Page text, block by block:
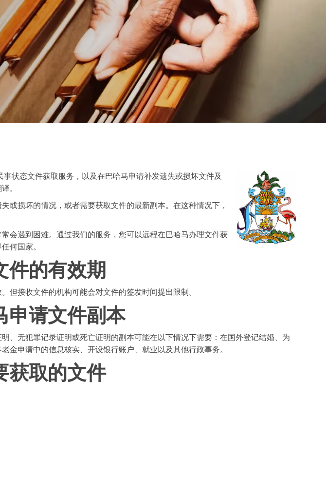
事状态文件获取服务，以及在巴哈马申请补发遗失或损坏文件及
。
或损坏的情况，或者需要获取文件的最新副本。在这种情况下，
会遇到困难。通过我们的服务，您可以远程在巴哈马办理文件获
何国家。
件的有效期
但接收文件的机构可能会对文件的签发时间提出限制。
申请文件副本
、无犯罪记录证明或死亡证明的副本可能在以下情况下需要：在国外登记结婚、为
金申请中的信息核实、开设银行账户、就业以及其他行政事务。
获取的文件